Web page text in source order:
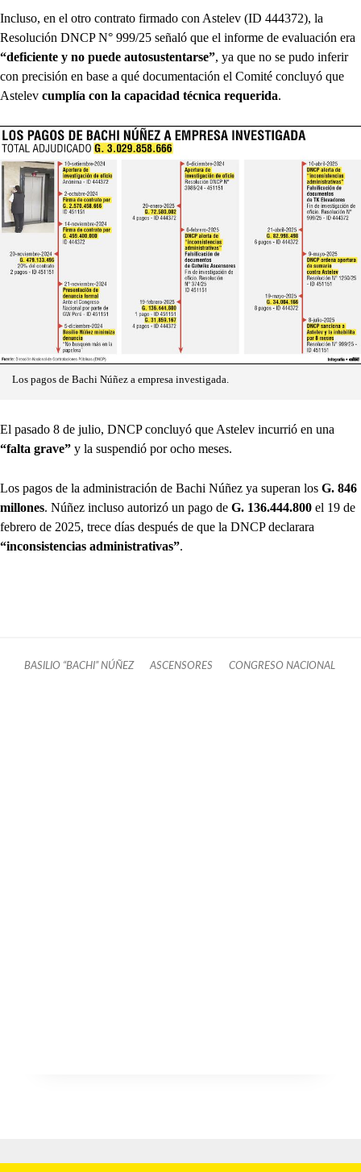
Incluso, en el otro contrato firmado con Astelev (ID 444372), la
Resolución DNCP N° 999/25 señaló que el informe de evaluación era
“deficiente y no puede autosustentarse”, ya que no se pudo inferir
con precisión en base a qué documentación el Comité concluyó que
Astelev cumplía con la capacidad técnica requerida.
Los pagos de Bachi Núñez a empresa investigada.
El pasado 8 de julio, DNCP concluyó que Astelev incurrió en una
“falta grave” y la suspendió por ocho meses.
Los pagos de la administración de Bachi Núñez ya superan los G. 846
millones. Núñez incluso autorizó un pago de G. 136.444.800 el 19 de
febrero de 2025, trece días después de que la DNCP declarara
“inconsistencias administrativas”.
BASILIO “BACHI” NÚÑEZ ASCENSORES CONGRESO NACIONAL